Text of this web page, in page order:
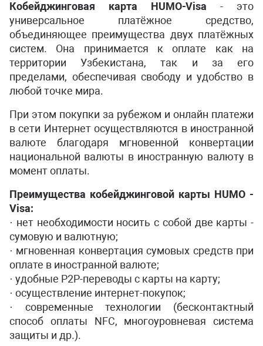
Кобейджинговая карта HUMO-Visa - это
универсальное платёжное средство,
объединяющее преимущества двух платёжных
систем. Она принимается к оплате как на
территории Узбекистана, так и за его
пределами, обеспечивая свободу и удобство в
любой точке мира.
При этом покупки за рубежом и онлайн платежи
в сети Интернет осуществляются в иностранной
валюте благодаря мгновенной конвертации
национальной валюты в иностранную валюту в
момент оплаты.
Преимущества кобейджинговой карты HUMO -
Visa:
· нет необходимости носить с собой две карты -
сумовую и валютную;
· мгновенная конвертация сумовых средств при
оплате в иностранной валюте;
· удобные P2P-переводы с карты на карту;
· осуществление интернет-покупок;
· современные технологии (бесконтактный
способ оплаты NFC, многоуровневая система
защиты и др.).